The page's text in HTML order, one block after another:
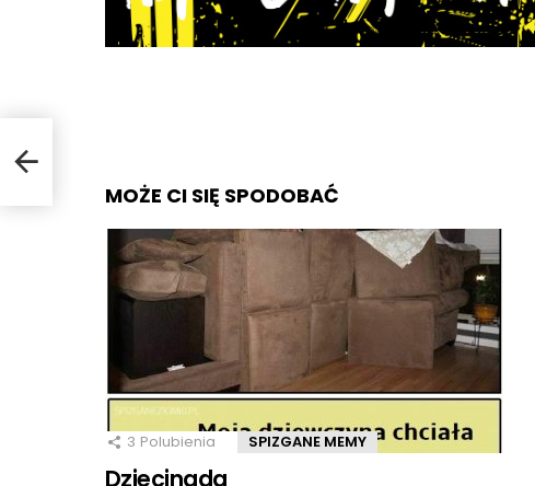
MOŻE CI SIĘ SPODOBAĆ
3 Polubienia SPIZGANE MEMY
Dziecinada